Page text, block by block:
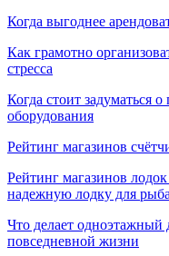
Когда выгоднее
Как грамотно
стресса
Когда стоит задуматься
оборудования
Рейтинг магазинов
Рейтинг магазинов
надежную лодку для
Что делает одноэтажный
повседневной жизни